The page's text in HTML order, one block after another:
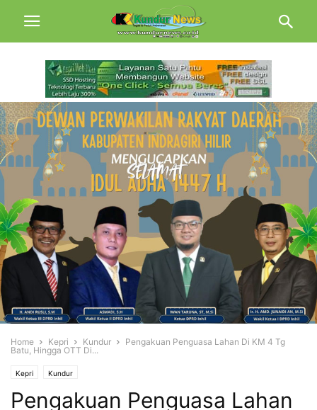
Home Kepri Kundur
Pengakuan Penguasa Lahan Di KM 4 Tg
Batu, Hingga OTT Di...
Kepri Kundur
Pengakuan Penguasa Lahan